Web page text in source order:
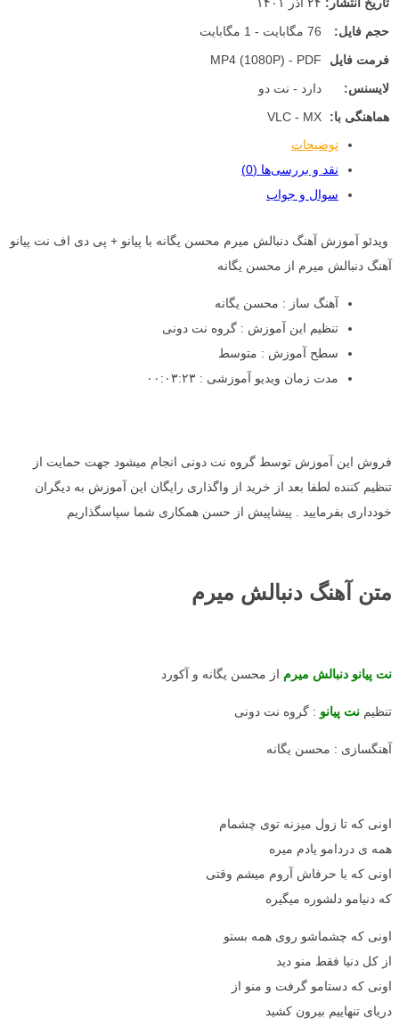
حجم فایل:
76 مگابایت - 1 مگابایت
فرمت فایل
MP4 (1080P) - PDF
لایسنس:
دارد - نت دو
هماهنگی با:
VLC - MX
توضیحات
نقد و بررسی‌ها (0)
سوال و جواب
ویدئو آموزش آهنگ دنبالش میرم محسن یگانه با پیانو + پی دی اف نت پیانو
آهنگ دنبالش میرم از محسن یگانه
آهنگ ساز : محسن یگانه
تنظیم این آموزش : گروه نت دونی
سطح آموزش : متوسط
مدت زمان ویدیو آموزشی : ۰۰:۰۳:۲۳
فروش این آموزش توسط گروه نت دونی انجام میشود جهت حمایت از
تنظیم کننده لطفا بعد از خرید از واگذاری رایگان این آموزش به دیگران
خودداری بفرمایید . پیشاپیش از حسن همکاری شما سپاسگذاریم
متن آهنگ دنبالش میرم
نت پیانو دنبالش میرم از محسن یگانه و آکورد
تنظیم نت پیانو : گروه نت دونی
آهنگسازی : محسن یگانه
اونی که تا زول میزنه توی چشمام
همه ی دردامو یادم میره
اونی که با حرفاش آروم میشم وقتی
که دنیامو دلشوره میگیره
اونی که چشماشو روی همه بستو
از کل دنیا فقط منو دید
اونی که دستامو گرفت و منو از
دریای تنهاییم بیرون کشید